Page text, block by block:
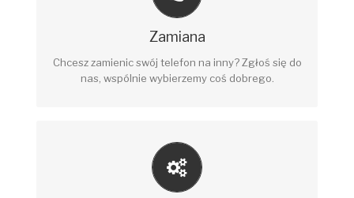
Zamiana
Chcesz zamienic swój telefon na inny? Zgłoś się do
nas, wspólnie wybierzemy coś dobrego.
ZNUDZIŁ CI SIĘ TELEFON ?
Mam duży wybór, możemy zamienić sie na inny,
przyjdź, na pewno dogadamy się .
NAPRAWY RÓŻNEGO RODZAJU